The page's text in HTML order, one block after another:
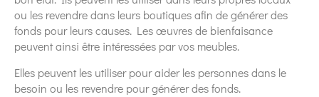
ou les revendre dans leurs boutiques afin de générer des
fonds pour leurs causes. Les œuvres de bienfaisance
peuvent ainsi être intéressées par vos meubles.
Elles peuvent les utiliser pour aider les personnes dans le
besoin ou les revendre pour générer des fonds.